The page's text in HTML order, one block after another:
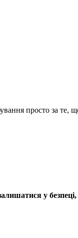
просто за те,
у